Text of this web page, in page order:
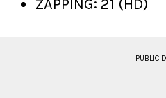
ZAPPING: 21 (HD)